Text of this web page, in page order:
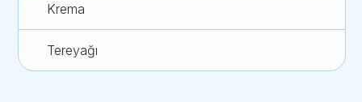
Krema
Tereyağı